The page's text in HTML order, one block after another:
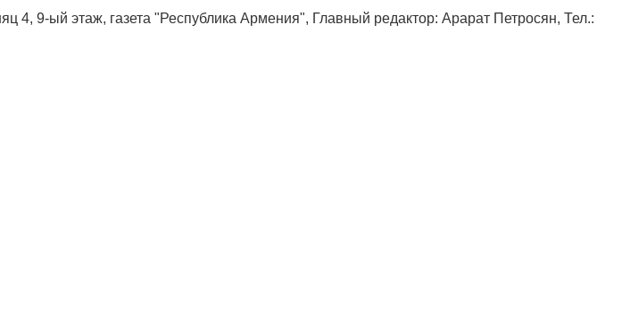
9-ый этаж, газета "Республика Армения", Главный редактор: Арарат Петросян, Тел.: